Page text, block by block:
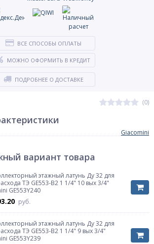
(0)
ВСЕ СПОСОБЫ ОПЛАТЫ
МОЖНО ОФОРМИТЬ В КРЕДИТ
ПОДРОБНЕЕ О ДОСТАВКЕ
Giacomini
вариант товара
этажный латунь Ду 32 для
ТЭ GE553-B2 1 1/4" 10 вых 3/4"
GE553Y240
руб.
этажный латунь Ду 32 для
ТЭ GE553-B2 1 1/4" 9 вых 3/4"
GE553Y239